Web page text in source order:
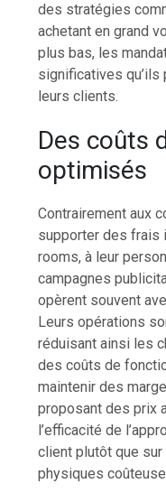
des stratégies
achetant en grand
plus bas, les
significatives qu’ils
leurs clients.
Des coûts
optimisés
Contrairement aux
supporter des frais
rooms, à leur
campagnes
opèrent souvent
Leurs opérations
réduisant ainsi les
des coûts de
maintenir des
proposant des prix
l’efficacité de
client plutôt que sur
physiques